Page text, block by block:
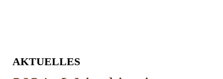
AKTUELLES